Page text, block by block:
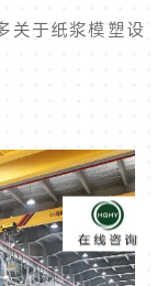
关于纸浆模塑设